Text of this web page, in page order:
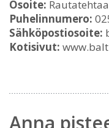
Osoite:
Puhelinnumero:
Sähköpostiosoite:
Kotisivut:
Anna